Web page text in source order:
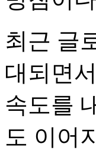
최근 글
대되면
속도를
도 이어